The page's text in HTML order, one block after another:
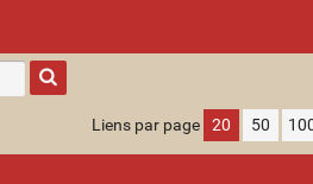
Type 1 or
more
characters
results.
Liens par page 20 50